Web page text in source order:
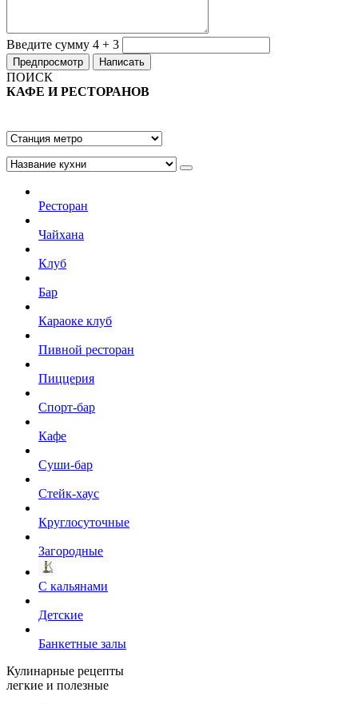
Введите сумму 4 + 3
ПОИСК
КАФЕ И РЕСТОРАНОВ
Ресторан
Чайхана
Клуб
Бар
Караоке клуб
Пивной ресторан
Пиццерия
Спорт-бар
Кафе
Суши-бар
Стейк-хаус
Круглосуточные
Загородные
С кальянами
Детские
Банкетные залы
Кулинарные рецепты
легкие и полезные